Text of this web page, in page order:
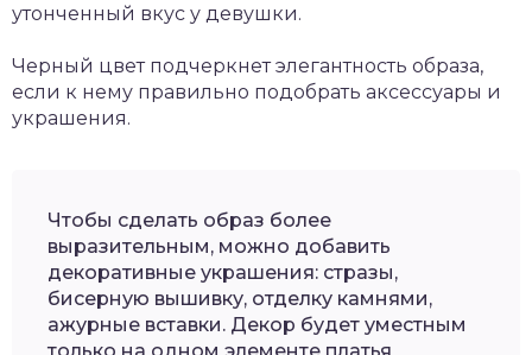
утонченный вкус у девушки.
Черный цвет подчеркнет элегантность образа,
если к нему правильно подобрать аксессуары и
украшения.
Чтобы сделать образ более
выразительным, можно добавить
декоративные украшения: стразы,
бисерную вышивку, отделку камнями,
ажурные вставки. Декор будет уместным
только на одном элементе платья